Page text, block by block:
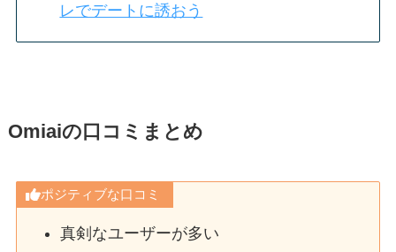
レでデートに誘おう
Omiaiの口コミまとめ
ポジティブな口コミ
真剣なユーザーが多い